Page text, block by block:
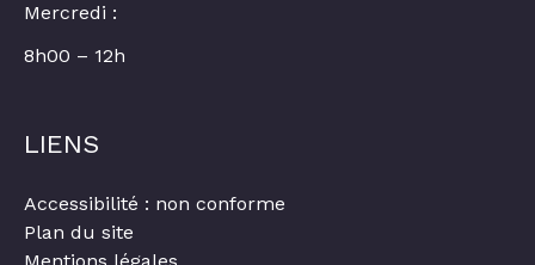
Mercredi :
8h00 – 12h
LIENS
Accessibilité : non conforme
Plan du site
Mentions légales